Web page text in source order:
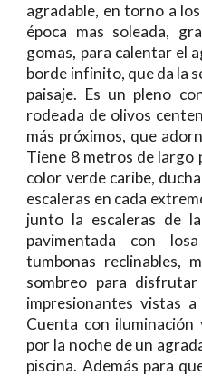
agradable, en torno a
época mas soleada,
gomas, para calentar el
borde infinito, que da la
paisaje. Es un pleno
rodeada de olivos
más próximos, que
Tiene 8 metros de largo
color verde caribe,
escaleras en cada
junto la escaleras de
pavimentada con
tumbonas reclinables,
sombreo para
impresionantes vistas
Cuenta con
por la noche de un
piscina. Además para